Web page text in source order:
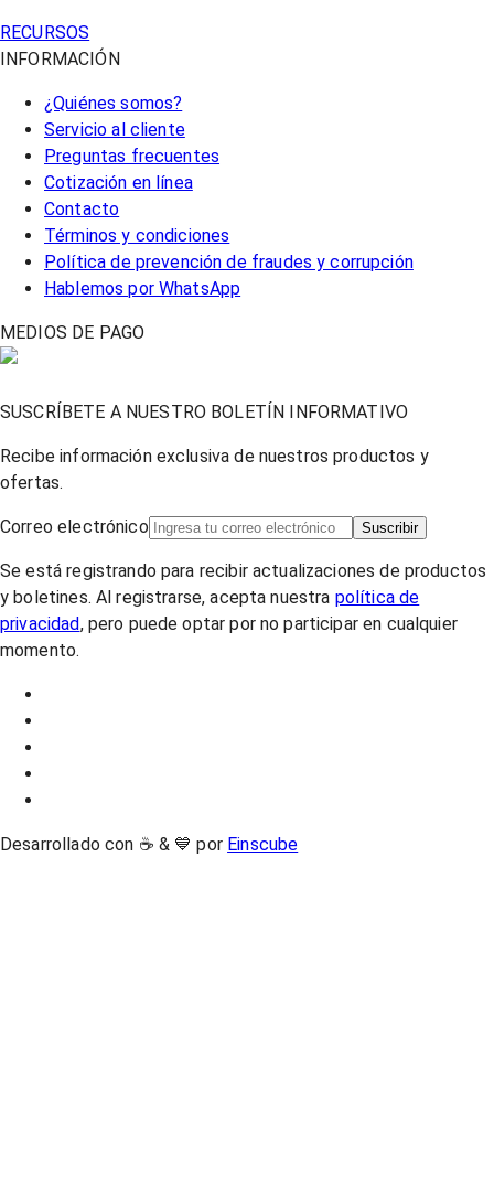
RECURSOS
INFORMACIÓN
¿Quiénes somos?
Servicio al cliente
Preguntas frecuentes
Cotización en línea
Contacto
Términos y condiciones
Política de prevención de fraudes y corrupción
Hablemos por WhatsApp
MEDIOS DE PAGO
SUSCRÍBETE A NUESTRO BOLETÍN INFORMATIVO
Recibe información exclusiva de nuestros productos y
ofertas.
Correo electrónico Suscribir
Se está registrando para recibir actualizaciones de productos
y boletines. Al registrarse, acepta nuestra política de
privacidad, pero puede optar por no participar en cualquier
momento.
Desarrollado con ☕ & 💙 por Einscube